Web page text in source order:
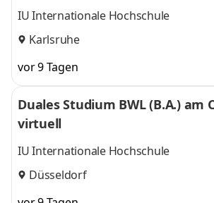
IU Internationale Hochschule
Karlsruhe
vor 9 Tagen
Duales Studium BWL (B.A.) am
virtuell
IU Internationale Hochschule
Düsseldorf